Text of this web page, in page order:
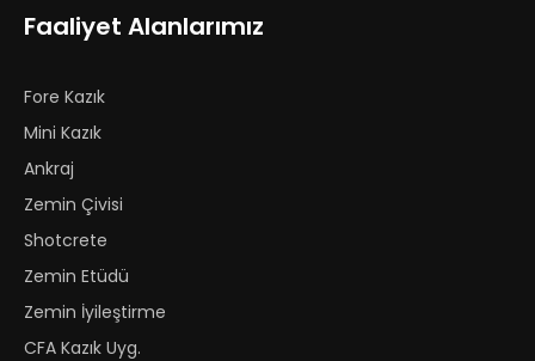
Faaliyet Alanlarımız
Fore Kazık
Mini Kazık
Ankraj
Zemin Çivisi
Shotcrete
Zemin Etüdü
Zemin İyileştirme
CFA Kazık Uyg.